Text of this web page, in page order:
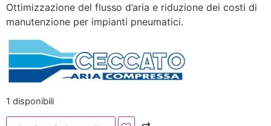
Ottimizzazione del flusso d’aria e riduzione dei costi di
manutenzione per impianti pneumatici.
1 disponibili